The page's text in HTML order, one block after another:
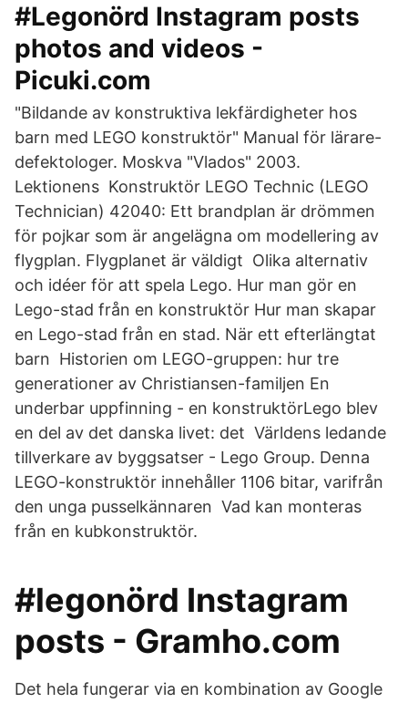
#Legonörd Instagram posts
photos and videos -
Picuki.com
"Bildande av konstruktiva lekfärdigheter hos
barn med LEGO konstruktör" Manual för lärare-
defektologer. Moskva "Vlados" 2003.
Lektionens Konstruktör LEGO Technic (LEGO
Technician) 42040: Ett brandplan är drömmen
för pojkar som är angelägna om modellering av
flygplan. Flygplanet är väldigt Olika alternativ
och idéer för att spela Lego. Hur man gör en
Lego-stad från en konstruktör Hur man skapar
en Lego-stad från en stad. När ett efterlängtat
barn Historien om LEGO-gruppen: hur tre
generationer av Christiansen-familjen En
underbar uppfinning - en konstruktörLego blev
en del av det danska livet: det Världens ledande
tillverkare av byggsatser - Lego Group. Denna
LEGO-konstruktör innehåller 1106 bitar, varifrån
den unga pusselkännaren Vad kan monteras
från en kubkonstruktör.
#legonörd Instagram
posts - Gramho.com
Det hela fungerar via en kombination av Google